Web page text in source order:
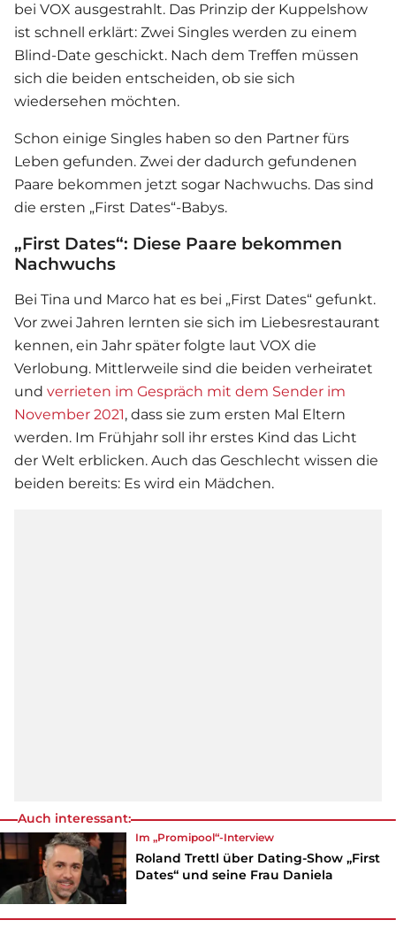
bei VOX ausgestrahlt. Das Prinzip der Kuppelshow
ist schnell erklärt: Zwei Singles werden zu einem
Blind-Date geschickt. Nach dem Treffen müssen
sich die beiden entscheiden, ob sie sich
wiedersehen möchten.
Schon einige Singles haben so den Partner fürs
Leben gefunden. Zwei der dadurch gefundenen
Paare bekommen jetzt sogar Nachwuchs. Das sind
die ersten „First Dates“-Babys.
„First Dates“: Diese Paare bekommen
Nachwuchs
Bei Tina und Marco hat es bei „First Dates“ gefunkt.
Vor zwei Jahren lernten sie sich im Liebesrestaurant
kennen, ein Jahr später folgte laut VOX die
Verlobung. Mittlerweile sind die beiden verheiratet
und verrieten im Gespräch mit dem Sender im
November 2021, dass sie zum ersten Mal Eltern
werden. Im Frühjahr soll ihr erstes Kind das Licht
der Welt erblicken. Auch das Geschlecht wissen die
beiden bereits: Es wird ein Mädchen.
Auch interessant:
Im „Promipool“-Interview
Roland Trettl über Dating-Show „First
Dates“ und seine Frau Daniela